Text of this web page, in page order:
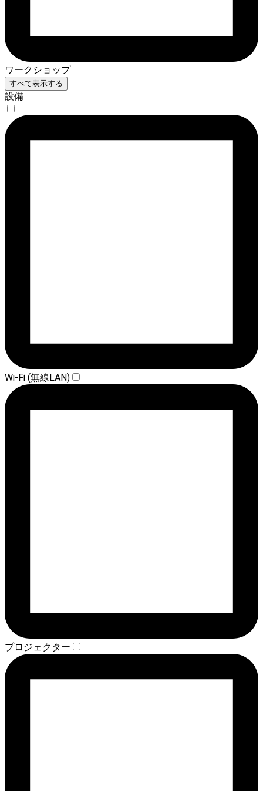
ワークショップ
すべて表示する
設備
Wi-Fi (無線LAN)
プロジェクター